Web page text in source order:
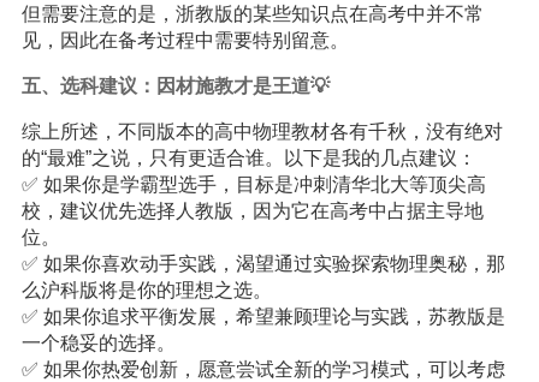
但需要注意的是，浙教版的某些知识点在高考中并不常
见，因此在备考过程中需要特别留意。
五、选科建议：因材施教才是王道💡
综上所述，不同版本的高中物理教材各有千秋，没有绝对
的“最难”之说，只有更适合谁。以下是我的几点建议：
✅ 如果你是学霸型选手，目标是冲刺清华北大等顶尖高
校，建议优先选择人教版，因为它在高考中占据主导地
位。
✅ 如果你喜欢动手实践，渴望通过实验探索物理奥秘，那
么沪科版将是你的理想之选。
✅ 如果你追求平衡发展，希望兼顾理论与实践，苏教版是
一个稳妥的选择。
✅ 如果你热爱创新，愿意尝试全新的学习模式，可以考虑